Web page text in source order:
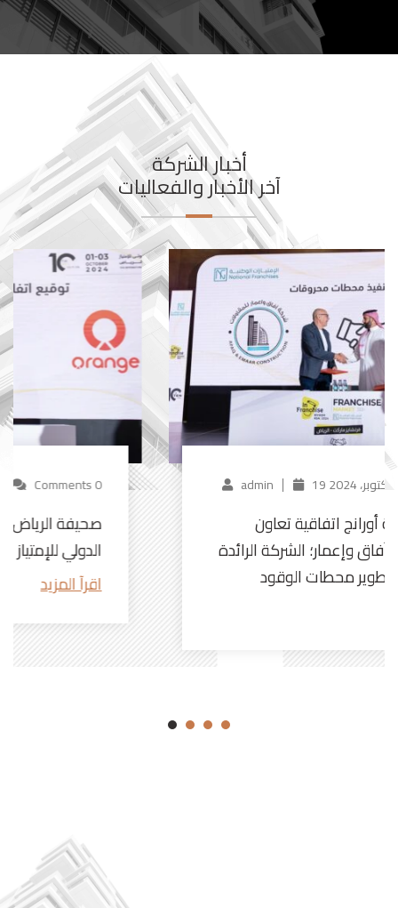
أخبار الشركة
آخر الأخبار والفعاليات
admin 19 أكتوبر، 2024 Comments 0
عاجل: وقّعت شركة أورانج اتفاقية تعاون
مشترك مع شركة آفاق وإعمار؛ الشركة الرائدة
في مجال إنشاء وتطوير محطات الوقود